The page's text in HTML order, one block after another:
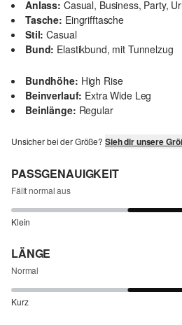
Anlass: Casual, Business, Party,
Tasche: Eingrifftasche
Stil: Casual
Bund: Elastikbund, mit Tunnelzug
Bundhöhe: High Rise
Beinverlauf: Extra Wide Leg
Beinlänge: Regular
Unsicher bei der Größe? Sieh dir unsere
PASSGENAUIGKEIT
Fällt normal aus
Klein
LÄNGE
Normal
Kurz